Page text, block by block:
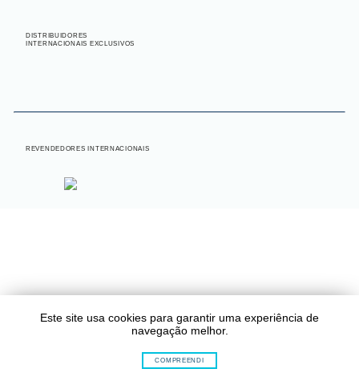
Este site usa cookies para garantir uma experiência de
navegação melhor.
COMPREENDI
DISTRIBUIDORES
INTERNACIONAIS EXCLUSIVOS
REVENDEDORES INTERNACIONAIS